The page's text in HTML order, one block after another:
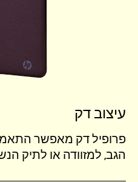
עיצוב דק
פרופיל דק מאפשר
הגב, למזוודה או לתיק